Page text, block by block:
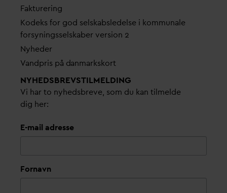
Fakturering
Kodeks for god selskabsledelse i kommunale
forsyningsselskaber version 2
Nyheder
Vandpris på danmarkskort
NYHEDSBREVS­TILMELDING
Vi har to nyhedsbreve, som du kan tilmelde
dig her:
E-mail adresse
Fornavn